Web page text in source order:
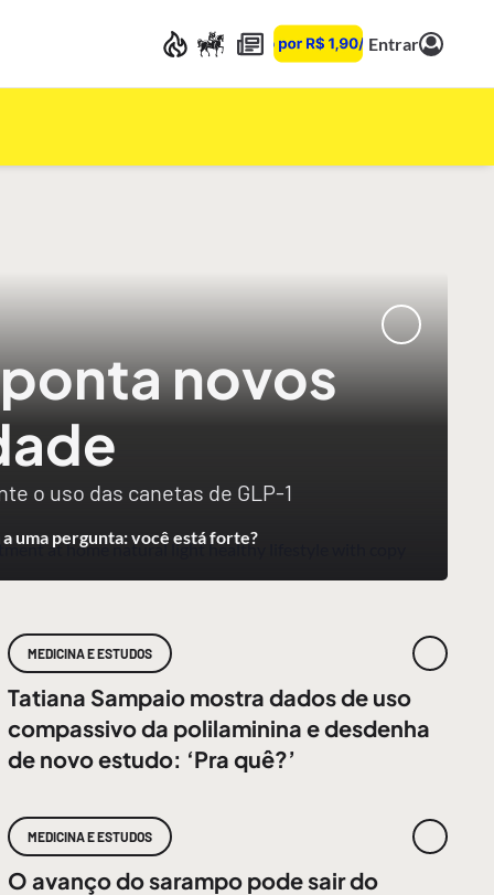
Entrar
novos
o uso das canetas de GLP-1
uma pergunta: você está forte?
MEDICINA E ESTUDOS
Tatiana Sampaio mostra dados de uso
compassivo da polilaminina e desdenha
de novo estudo: ‘Pra quê?’
MEDICINA E ESTUDOS
O avanço do sarampo pode sair do